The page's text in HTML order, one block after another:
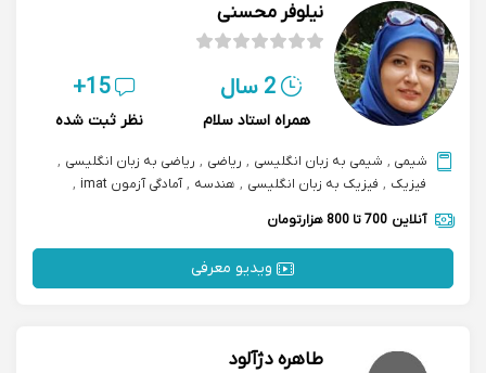
نیلوفر محسنی
2 سال
همراه استاد سلام
15+
نظر ثبت شده
شیمی , شیمی به زبان انگلیسی , ریاضی , ریاضی به زبان انگلیسی ,
فیزیک , فیزیک به زبان انگلیسی , هندسه , آمادگی آزمون imat
,
آنلاین 700 تا 800 هزارتومان
ویدیو معرفی
طاهره دژآلود